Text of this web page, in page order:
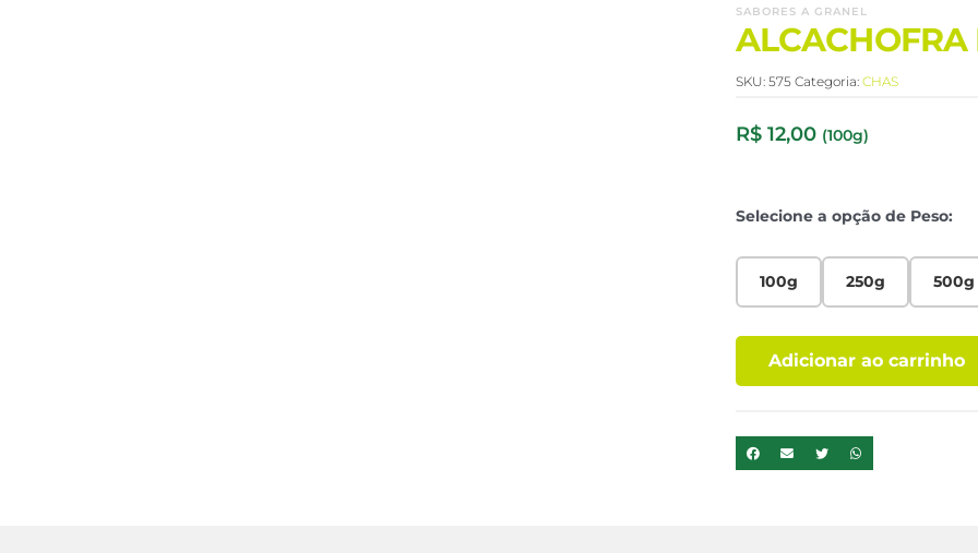
SABORES A GRANEL
ALCACHOFRA
SKU: 575 Categoria: CHAS
R$12,00 (100g)
Selecione a opção de Peso:
100g 250g 500g
Adicionar ao carrinho